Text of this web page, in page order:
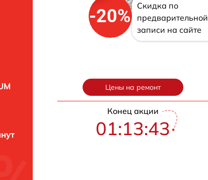
-20%
Скидка по
предварительной
записи на сайте
Цены на ремонт
Конец акции
01:13:42